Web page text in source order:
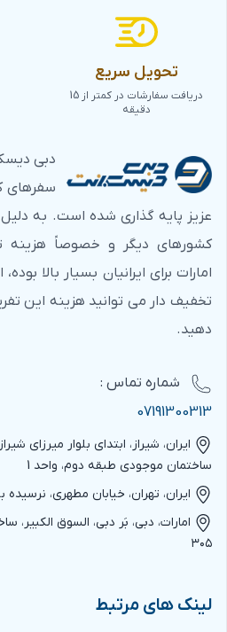
تحویل سریع
دریافت سفارشات در کمتر از 15
دقیقه
دبی
سفرهای
عزیز پایه گذاری شده است. به
کشورهای دیگر و خصوصاً هزینه
امارات برای ایرانیان بسیار بالا
تخفیف دار می توانید هزینه این
دهید.
شماره‌ تماس :
07191300313
ایران، شیراز، ابتدای بلوار میرزای
ساختمان موجودی طبقه دوم، واحد 1
ایران، تهران، خیابان مطهری،
۳۰۵
لینک های مرتبط